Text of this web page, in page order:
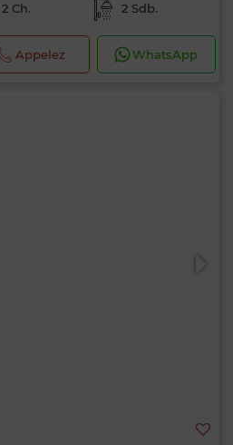
2 Ch. 2 Sdb.
Appelez WhatsApp